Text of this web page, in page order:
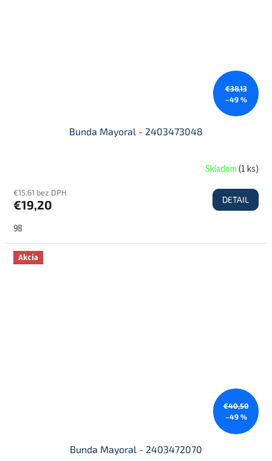
€38,13
–49 %
Bunda Mayoral - 2403473048
Skladom(1 ks)
€15,61 bez DPH
€19,20 DETAIL
98
Akcia
€40,50
–49 %
Bunda Mayoral - 2403472070